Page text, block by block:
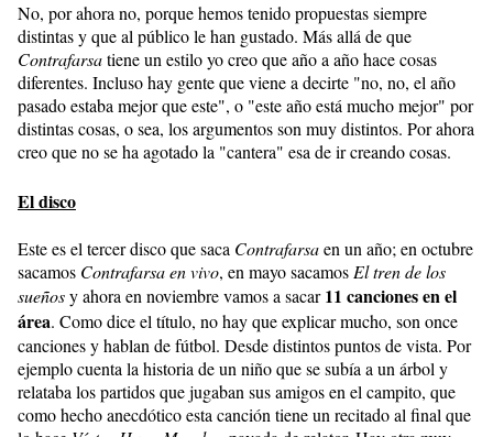
No, por ahora no, porque hemos tenido propuestas siempre
distintas y que al público le han gustado. Más allá de que
Contrafarsatiene un estilo yo creo que año a año hace cosas
diferentes. Incluso hay gente que viene a decirte "no, no, el año
pasado estaba mejor que este", o "este año está mucho mejor" por
distintas cosas, o sea, los argumentos son muy distintos. Por ahora
creo que no se ha agotado la "cantera" esa de ir creando cosas.
El disco
Este es el tercer disco que saca Contrafarsaen un año; en octubre
sacamos Contrafarsa en vivo, en mayo sacamosEl tren de los
sueñosy ahora en noviembre vamos a sacar11 canciones en el
área. Como dice el título, no hay que explicar mucho, son once
canciones y hablan de fútbol. Desde distintos puntos de vista. Por
ejemplo cuenta la historia de un niño que se subía a un árbol y
relataba los partidos que jugaban sus amigos en el campito, que
como hecho anecdótico esta canción tiene un recitado al final que